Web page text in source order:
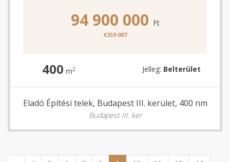
94 900 000 Ft
€259 007
400 m2 Jelleg: Belterület
Eladó Építési telek, Budapest III. kerület, 400 nm
Budapest III. ker